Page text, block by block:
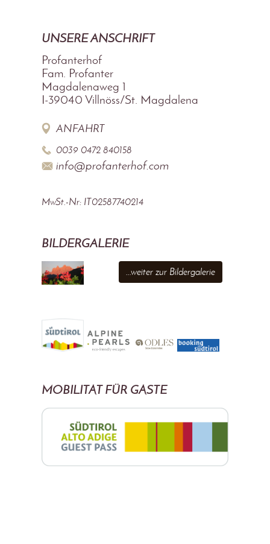
UNSERE ANSCHRIFT
Profanterhof
Fam. Profanter
Magdalenaweg 1
I-39040 Villnöss/St. Magdalena
ANFAHRT
0039 0472 840158
info@profanterhof.com
MwSt.-Nr: IT02587740214
BILDERGALERIE
...weiter zur Bildergalerie
MOBILITÄT FÜR GÄSTE